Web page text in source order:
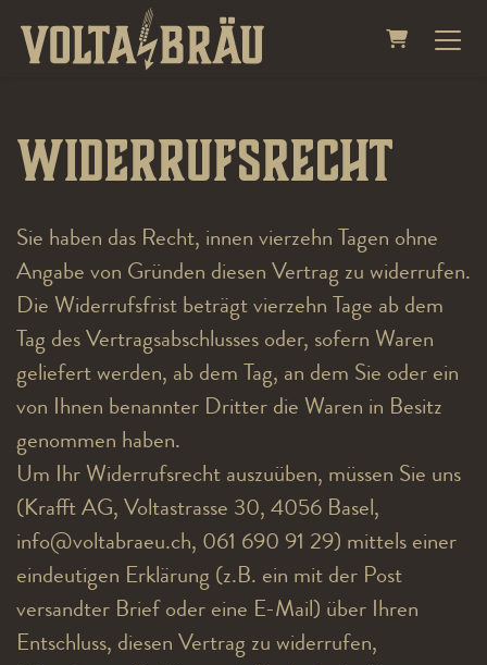
Widerrufsrecht
Sie haben das Recht, innen vierzehn Tagen ohne
Angabe von Gründen diesen Vertrag zu widerrufen.
Die Widerrufsfrist beträgt vierzehn Tage ab dem
Tag des Vertragsabschlusses oder, sofern Waren
geliefert werden, ab dem Tag, an dem Sie oder ein
von Ihnen benannter Dritter die Waren in Besitz
genommen haben.
Um Ihr Widerrufsrecht auszuüben, müssen Sie uns
(Krafft AG, Voltastrasse 30, 4056 Basel,
info@voltabraeu.ch, 061 690 91 29) mittels einer
eindeutigen Erklärung (z.B. ein mit der Post
versandter Brief oder eine E-Mail) über Ihren
Entschluss, diesen Vertrag zu widerrufen,